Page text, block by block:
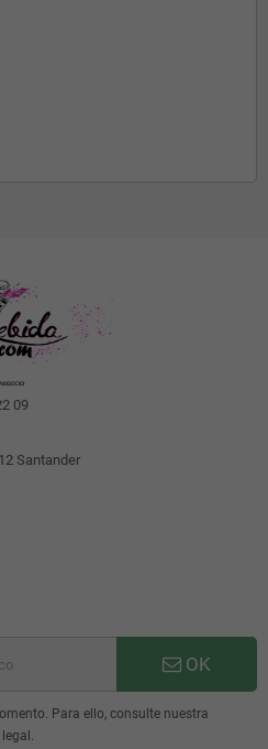
09
Santander
OK
Para ello, consulte nuestra